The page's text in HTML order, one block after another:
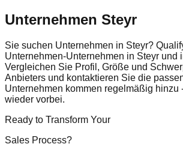
Unternehmen Steyr
Sie suchen Unternehmen in Steyr?
Unternehmen-Unternehmen in Steyr und
Vergleichen Sie Profil, Größe und
Anbieters und kontaktieren Sie die
Unternehmen kommen regelmäßig hinzu
wieder vorbei.
Ready to Transform Your
Sales Process?